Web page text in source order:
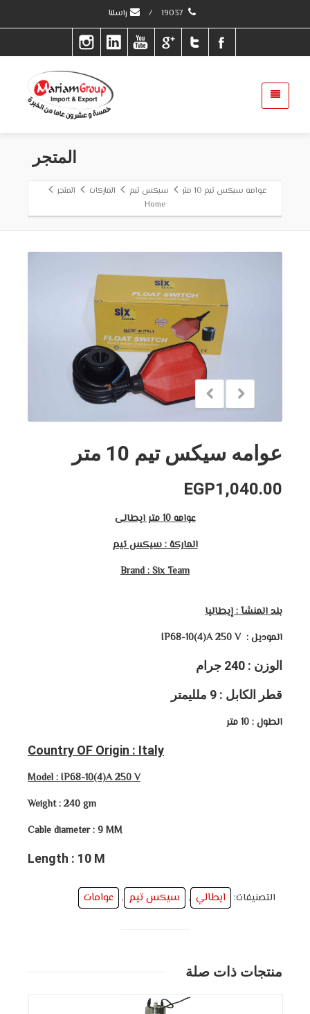
/ راسلنا
المتجر
عوامه سيكس تيم 10 متر سيكس تيم الماركات
المتجر
Home
عوامه سيكس تيم 10 متر
EGP1,040.00
عوامه 10 متر ايطالى
الماركة : سيكس تيم
Brand : Six Team
بلد المنشآ : إيطاليا
الموديل : IP68-10(4)A 250 V
الوزن : 240 جرام
قطر الكابل : 9 ملليمتر
الطول : 10 متر
Country OF Origin : Italy
Model : IP68-10(4)A 250 V
Weight : 240 gm
Cable diameter : 9 MM
Length : 10 M
التصنيفات: ايطالي , سيكس تيم , عوامات
منتجات ذات صلة